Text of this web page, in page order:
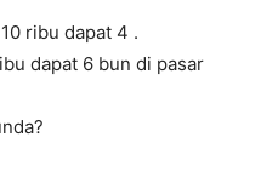
ribu dapat 4 .
dapat 6 bun di pasar